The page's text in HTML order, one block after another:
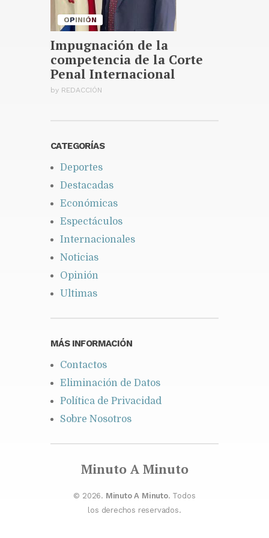
OPINIÓN
Impugnación de la
competencia de la Corte
Penal Internacional
by REDACCIÓN
CATEGORÍAS
Deportes
Destacadas
Económicas
Espectáculos
Internacionales
Noticias
Opinión
Ultimas
MÁS INFORMACIÓN
Contactos
Eliminación de Datos
Política de Privacidad
Sobre Nosotros
Minuto A Minuto
© 2026. Minuto A Minuto. Todos
los derechos reservados.